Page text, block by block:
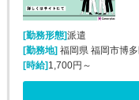
[勤務形態]派遣
[勤務地]福岡県 福岡市博
[時給]1,700円～